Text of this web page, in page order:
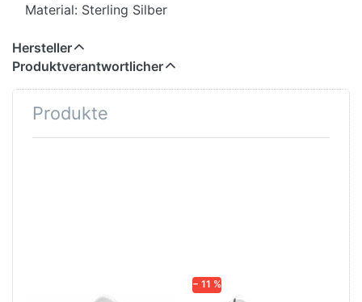
Material: Sterling Silber
Hersteller
Produktverantwortlicher
Produkte
− 11 %